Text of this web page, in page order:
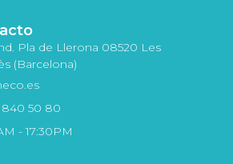
Pla de Llerona 08520 Les
(Barcelona)
840 50 80
- 17:30PM